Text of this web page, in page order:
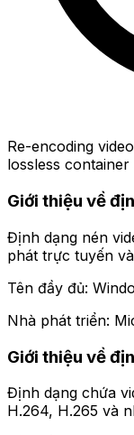
Re-encoding
lossless
Giới thiệu về
Định dạng nén
phát trực tuyến
Tên đầy đủ:
Nhà phát triển:
Giới thiệu về
Định dạng chứa
H.264, H.265 và